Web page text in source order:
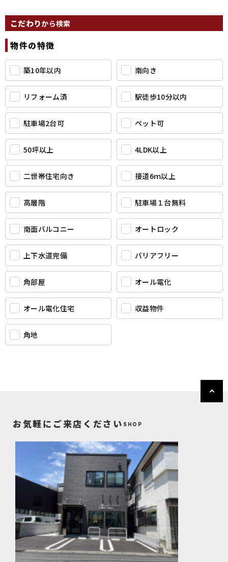
こだわりから検索
物件の特徴
築10年以内 南向き
リフォーム済 駅徒歩10分以内
駐車場2台可 ペット可
50坪以上 4LDK以上
二世帯住宅向き 接道6ｍ以上
高層階 駐車場１台無料
南面バルコニー オートロック
上下水道完備 バリアフリー
角部屋 オール電化
オール電化住宅 収益物件
角地
お気軽にご来店ください SHOP